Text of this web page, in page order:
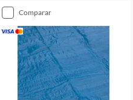
comparar